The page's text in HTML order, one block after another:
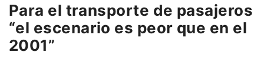
Para el transporte de pasajeros
“el escenario es peor que en el
2001”